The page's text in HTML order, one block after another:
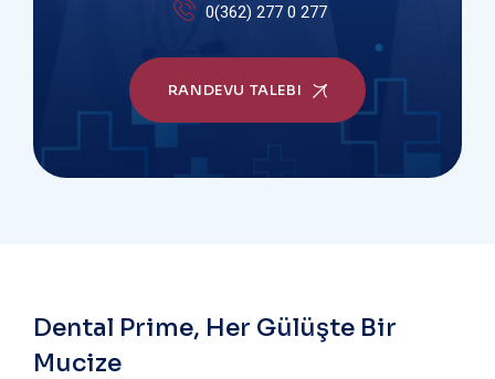
0(362) 277 0 277
RANDEVU TALEBI
Dental Prime, Her Gülüşte Bir
Mucize